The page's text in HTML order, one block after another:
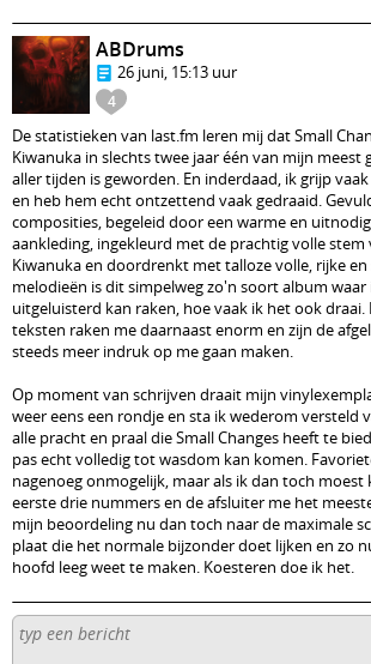
4
ABDrums
26 juni, 15:13 uur
De statistieken van last.fm leren mij dat Small
Kiwanuka in slechts twee jaar één van mijn meest
aller tijden is geworden. En inderdaad, ik grijp
en heb hem echt ontzettend vaak gedraaid.
composities, begeleid door een warme en
aankleding, ingekleurd met de prachtig volle stem
Kiwanuka en doordrenkt met talloze volle, rijke
melodieën is dit simpelweg zo'n soort album
uitgeluisterd kan raken, hoe vaak ik het ook draai.
teksten raken me daarnaast enorm en zijn de
steeds meer indruk op me gaan maken.
Op moment van schrijven draait mijn
weer eens een rondje en sta ik wederom versteld
alle pracht en praal die Small Changes heeft te
pas echt volledig tot wasdom kan komen.
nagenoeg onmogelijk, maar als ik dan toch moest
eerste drie nummers en de afsluiter me het
mijn beoordeling nu dan toch naar de maximale
plaat die het normale bijzonder doet lijken en zo
hoofd leeg weet te maken. Koesteren doe ik het.